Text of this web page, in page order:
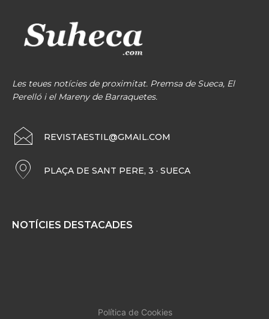
Les teues notícies de proximitat. Premsa de Sueca, El
Perelló i el Mareny de Barraquetes.
REVISTAESTIL@GMAIL.COM
PLAÇA DE SANT PERE, 3 · SUECA
NOTÍCIES DESTACADES
Política de Cookies